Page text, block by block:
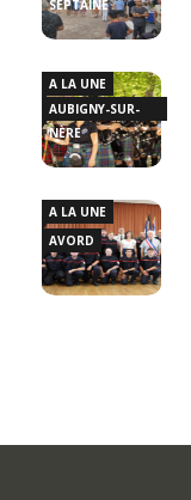
SEPTAINE
A LA UNE
AUBIGNY-SUR-
NÈRE
A LA UNE
AVORD